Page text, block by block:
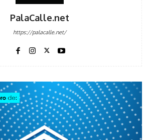
PalaCalle.net
https://palacalle.net/